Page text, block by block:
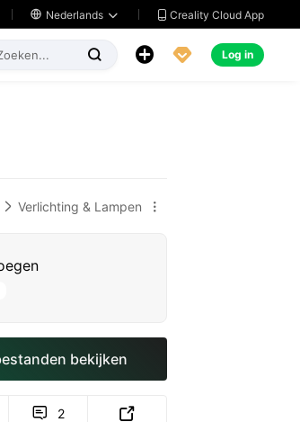
 Nederlands   Creality Cloud App
   Log in
 Verlichting & Lampen 
bekijken
 2 